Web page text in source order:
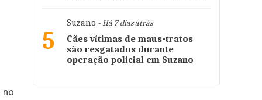
no
5
Suzano - Há 7 dias atrás
Cães vítimas de maus-tratos
são resgatados durante
operação policial em Suzano